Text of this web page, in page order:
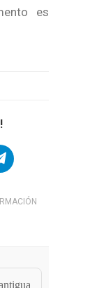
es